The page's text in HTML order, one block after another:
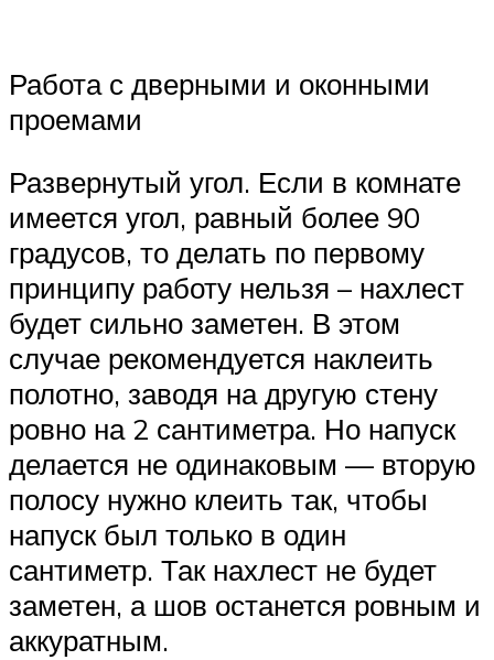
Работа с дверными и оконными
проемами
Развернутый угол. Если в комнате
имеется угол, равный более 90
градусов, то делать по первому
принципу работу нельзя – нахлест
будет сильно заметен. В этом
случае рекомендуется наклеить
полотно, заводя на другую стену
ровно на 2 сантиметра. Но напуск
делается не одинаковым — вторую
полосу нужно клеить так, чтобы
напуск был только в один
сантиметр. Так нахлест не будет
заметен, а шов останется ровным и
аккуратным.